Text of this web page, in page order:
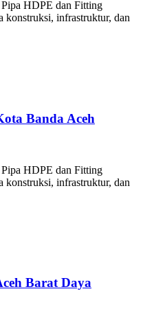
HDPE dan Fitting
konstruksi, infrastruktur, dan
Banda Aceh
HDPE dan Fitting
konstruksi, infrastruktur, dan
Barat Daya